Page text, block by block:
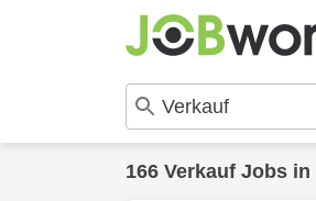
166 Verkauf Jobs in